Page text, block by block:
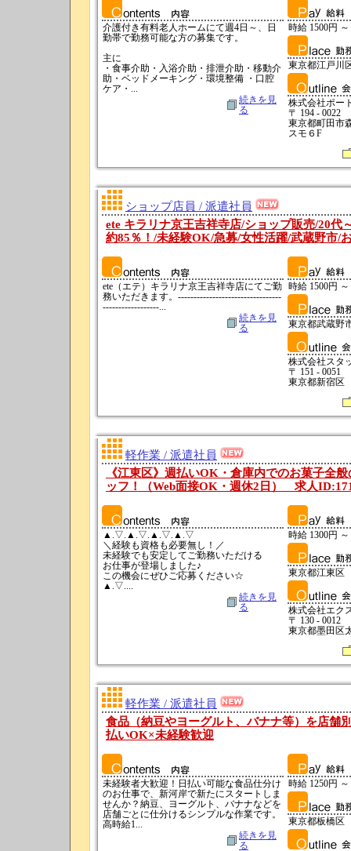
介護付き有料老人ホームにて週4日～、日
勤帯で勤務可能な方の募集です。
主に
・食事介助・入浴介助・排泄介助・移動介
助・ベッドメーキング・環境整備 ・口腔
ケア・...
続きを見
る
時給 1500円 ～
東京都江戸川
株式会社ポー
〒 194 - 0022
東京都町田市
スモ６F
ショップ店員 / 派遣社員
ete キラリナ京王吉祥寺店/ショップ販売/20代
約85％！/未経験OK/急募/女性活躍/武蔵野市/
ete（エテ）キラリナ京王吉祥寺店にてご勤
務いただきます。---------------------------------
------------------...
続きを見
る
時給 1500円 ～
東京都武蔵野
株式会社スタ
〒 151 - 0051
東京都新宿
軽作業 / 派遣社員
《江東区》週払いOK・倉庫内でのお菓子全
ッフ！（Web面接OK・週休2日） 求人
▲.▽.▲.▽.▲.▽.▲.▽
＼経験も資格も必要無し！／
未経験でも安定してご勤務いただける
お仕事が登場しました♪
この機会にぜひご応募ください☆
▲.▽....
続きを見
る
時給 1300円
東京都江東区
株式会社エク
〒 130 - 0012
東京都墨田区
軽作業 / 派遣社員
食品（納豆やヨーグルト、バナナ等）を店舗
払いOK×未経験歓迎
未経験者大歓迎！日払い可能な食品仕分け
のお仕事で、新河岸で新たにスタートしま
せんか？納豆、ヨーグルト、バナナなどを
店舗ごとに仕分けるシンプルな作業です。
高時給1...
続きを見
る
時給 1250円
東京都板橋区